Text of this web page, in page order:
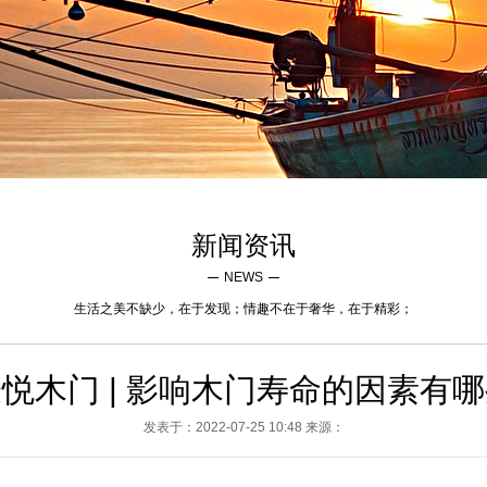
新闻资讯
NEWS
生活之美不缺少，在于发现；情趣不在于奢华，在于精彩；
木门 | 影响木门寿命的因素有
发表于：2022-07-25 10:48 来源：